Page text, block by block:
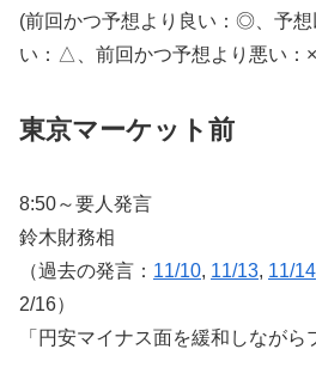
(前回かつ予想より良い：◎、予
い：△、前回かつ予想より悪い：
東京マーケット前
8:50～要人発言
鈴木財務相
（過去の発言： 11/10, 11/13, 11/14
2/16）
「円安マイナス面を緩和しながら